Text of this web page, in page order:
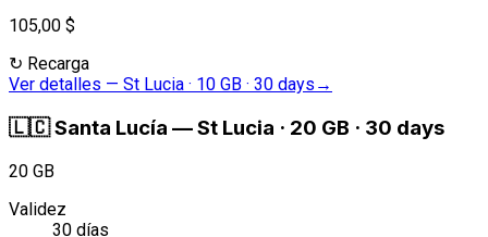
105,00 $
↻ Recarga
Ver detalles — St Lucia · 10 GB · 30 days →
🇱🇨Santa Lucía —St Lucia · 20 GB · 30 days
20 GB
Validez
30 días